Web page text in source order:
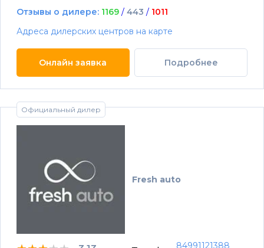
Отзывы о дилере: 1169 / 443 / 1011
Адреса дилерских центров на карте
Онлайн заявка Подробнее
Официальный дилер
Fresh auto
84991121388